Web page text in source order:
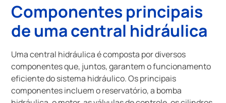
Componentes principais
de uma central hidráulica
Uma central hidráulica é composta por diversos
componentes que, juntos, garantem o funcionamento
eficiente do sistema hidráulico. Os principais
componentes incluem o reservatório, a bomba